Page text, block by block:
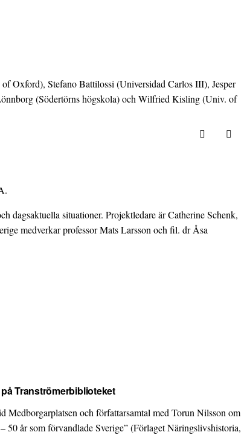
Oxford), Stefano Battilossi (Universidad Carlos III), Jesper
(Södertörns högskola) och Wilfried Kisling (Univ. of
dagsaktuella situationer. Projektledare är Catherine Schenk,
medverkar professor Mats Larsson och fil. dr Åsa
Tranströmerbiblioteket
Medborgarplatsen och författarsamtal med Torun Nilsson om
50 år som förvandlade Sverige” (Förlaget Näringslivshistoria,